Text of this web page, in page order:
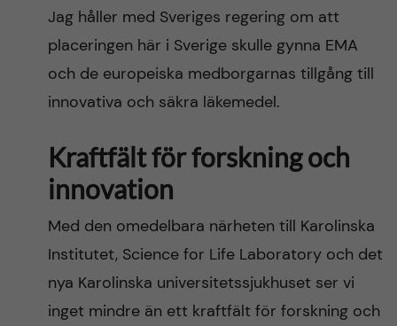
Jag håller med Sveriges regering om att
placeringen här i Sverige skulle gynna EMA
och de europeiska medborgarnas tillgång till
innovativa och säkra läkemedel.
Kraftfält för forskning och
innovation
Med den omedelbara närheten till Karolinska
Institutet, Science for Life Laboratory och det
nya Karolinska universitetssjukhuset ser vi
inget mindre än ett kraftfält för forskning och